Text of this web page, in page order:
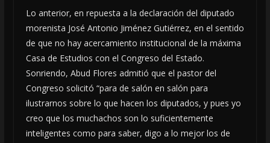
Lo anterior, en repuesta a la declaración del diputado
morenista José Antonio Jiménez Gutiérrez, en el sentido
de que no hay acercamiento institucional de la máxima
Casa de Estudios con el Congreso del Estado.
Sonriendo, Abud Flores admitió que el pastor del
Congreso solicitó “para de salón en salón para
ilustrarnos sobre lo que hacen los diputados, y pues yo
creo que los muchachos son lo suficientemente
inteligentes como para saber, digo a lo mejor los de